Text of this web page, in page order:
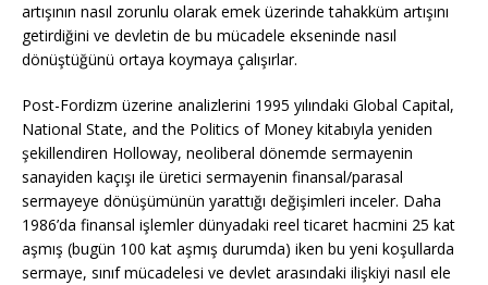
artışının nasıl zorunlu olarak emek üzerinde tahakküm artışını
getirdiğini ve devletin de bu mücadele ekseninde nasıl
dönüştüğünü ortaya koymaya çalışırlar.
Post-Fordizm üzerine analizlerini 1995 yılındaki Global Capital,
National State, and the Politics of Money kitabıyla yeniden
şekillendiren Holloway, neoliberal dönemde sermayenin
sanayiden kaçışı ile üretici sermayenin finansal/parasal
sermayeye dönüşümünün yarattığı değişimleri inceler. Daha
1986’da finansal işlemler dünyadaki reel ticaret hacmini 25 kat
aşmış (bugün 100 kat aşmış durumda) iken bu yeni koşullarda
sermaye, sınıf mücadelesi ve devlet arasındaki ilişkiyi nasıl ele